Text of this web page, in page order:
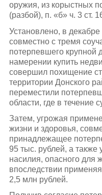
оружия, из корыстных
(разбой), п. «б» ч. 3 ст.
Установлено, в
совместно с тремя
потерпевшего крупной
намерении купить
совершил похищение
территории Донского
переместили
области, где в течение
Затем, угрожая
жизни и здоровья,
принадлежащее
95 тыс. рублей, а
насилия, опасного для
впоследствии
2,5 млн рублей.